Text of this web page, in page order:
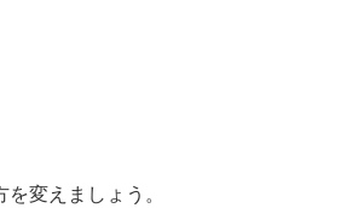
変えましょう。